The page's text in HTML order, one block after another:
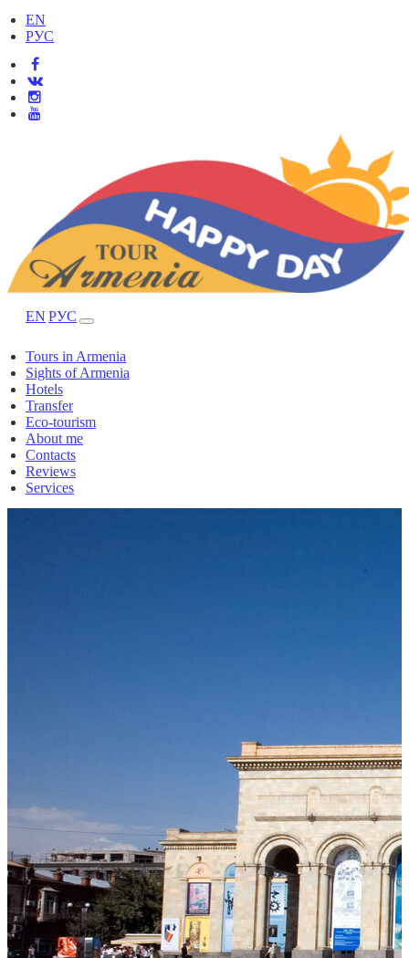
EN
РУС
EN РУС
Tours in Armenia
Sights of Armenia
Hotels
Transfer
Eco-tourism
About me
Contacts
Reviews
Services